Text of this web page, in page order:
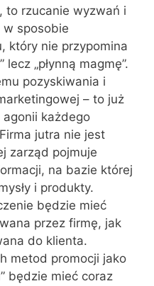
to rzucanie wyzwań i
sposobie
który nie przypomina
lecz „płynną magmę”.
pozyskiwania i
– to już
każdego
jutra nie jest
zarząd pojmuje
na bazie której
i produkty.
będzie mieć
przez firmę, jak
do klienta.
metod promocji jako
będzie mieć coraz